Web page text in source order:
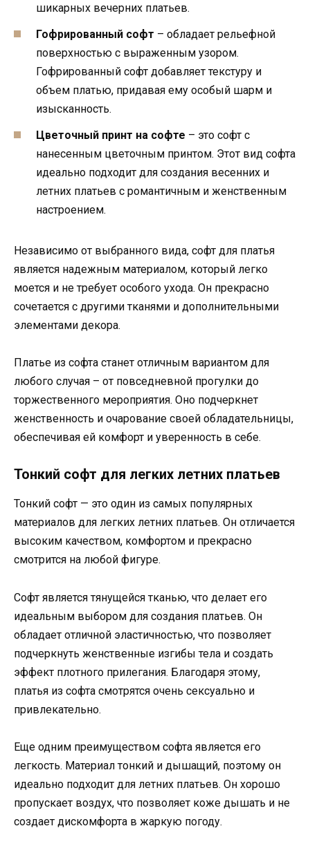
шикарных вечерних платьев.
Гофрированный софт – обладает рельефной
поверхностью с выраженным узором.
Гофрированный софт добавляет текстуру и
объем платью, придавая ему особый шарм и
изысканность.
Цветочный принт на софте – это софт с
нанесенным цветочным принтом. Этот вид софта
идеально подходит для создания весенних и
летних платьев с романтичным и женственным
настроением.
Независимо от выбранного вида, софт для платья
является надежным материалом, который легко
моется и не требует особого ухода. Он прекрасно
сочетается с другими тканями и дополнительными
элементами декора.
Платье из софта станет отличным вариантом для
любого случая – от повседневной прогулки до
торжественного мероприятия. Оно подчеркнет
женственность и очарование своей обладательницы,
обеспечивая ей комфорт и уверенность в себе.
Тонкий софт для легких летних платьев
Тонкий софт — это один из самых популярных
материалов для легких летних платьев. Он отличается
высоким качеством, комфортом и прекрасно
смотрится на любой фигуре.
Софт является тянущейся тканью, что делает его
идеальным выбором для создания платьев. Он
обладает отличной эластичностью, что позволяет
подчеркнуть женственные изгибы тела и создать
эффект плотного прилегания. Благодаря этому,
платья из софта смотрятся очень сексуально и
привлекательно.
Еще одним преимуществом софта является его
легкость. Материал тонкий и дышащий, поэтому он
идеально подходит для летних платьев. Он хорошо
пропускает воздух, что позволяет коже дышать и не
создает дискомфорта в жаркую погоду.